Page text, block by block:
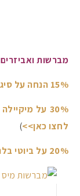
מברשות ואביזרים
15% הנחה על סיגמא
30% על מיקיילה ביוטי
לחצו כאן>>)
20% על ביוטי בלנדר